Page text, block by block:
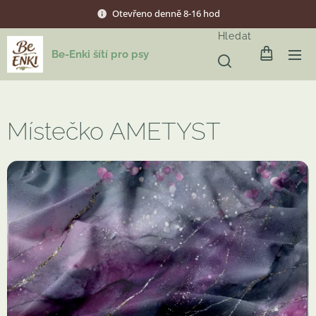
Otevřeno denně 8-16 hod
Be-Enki šítí pro psy
Hledat
Místečko AMETYST